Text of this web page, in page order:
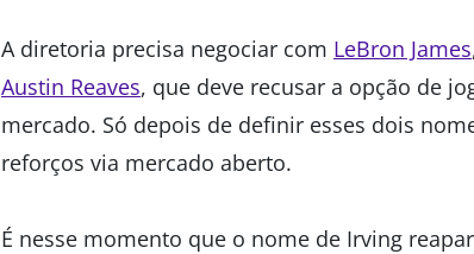
A diretoria precisa negociar com LeBron James
Austin Reaves, que deve recusar a opção de
mercado. Só depois de definir esses dois
reforços via mercado aberto.
É nesse momento que o nome de Irving